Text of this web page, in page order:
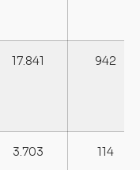
17.841 942
3.703 114